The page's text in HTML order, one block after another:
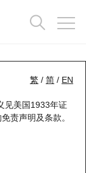
繁 / 简 / EN
见美国1933年证
免责声明及条款。